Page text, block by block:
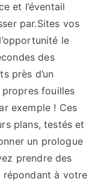
et l’éventail
par.Sites vos
le
des
près d’un
propres fouilles
exemple ! Ces
plans, testés et
un prologue
prendre des
à votre